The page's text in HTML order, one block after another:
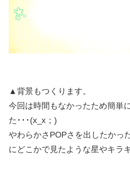
▲背景もつくります。
今回は時間もなかったため簡単
た･･･(x_x；)
やわらかさPOPさを出したかっ
にどこかで見たような星やキラ